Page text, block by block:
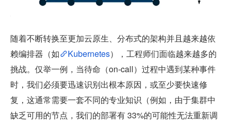
随着不断转换至更加云原生、分布式的架构并且越来越依
赖编排器（如
Kubernetes），工程师们面临越来越多的
挑战。仅举一例，当待命（on-call）过程中遇到某种事件
时，我们必须要迅速识别出根本原因，或至少要快速修
复，这通常需要一套不同的专业知识（例如，由于集群中
缺乏可用的节点，我们的部署有 33%的可能性无法重新调